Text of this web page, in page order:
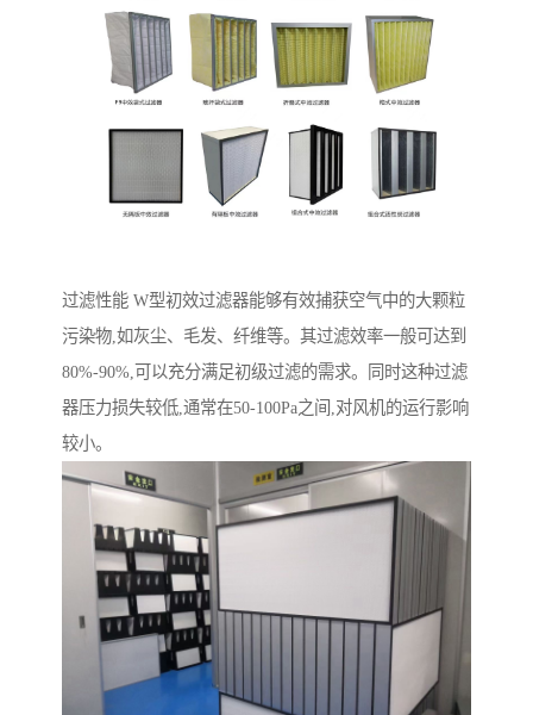
过滤性能 W型初效过滤器能够有效捕获空气中的大颗粒
污染物,如灰尘、毛发、纤维等。其过滤效率一般可达到
80%-90%,可以充分满足初级过滤的需求。同时这种过滤
器压力损失较低,通常在50-100Pa之间,对风机的运行影响
较小。